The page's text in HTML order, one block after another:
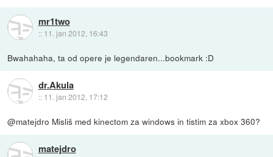
mr1two
:: 11. jan 2012, 16:43
Bwahahaha, ta od opere je legendaren...bookmark :D
dr.Akula
:: 11. jan 2012, 17:12
@matejdro Misliš med kinectom za windows in tistim za xbox 360?
matejdro